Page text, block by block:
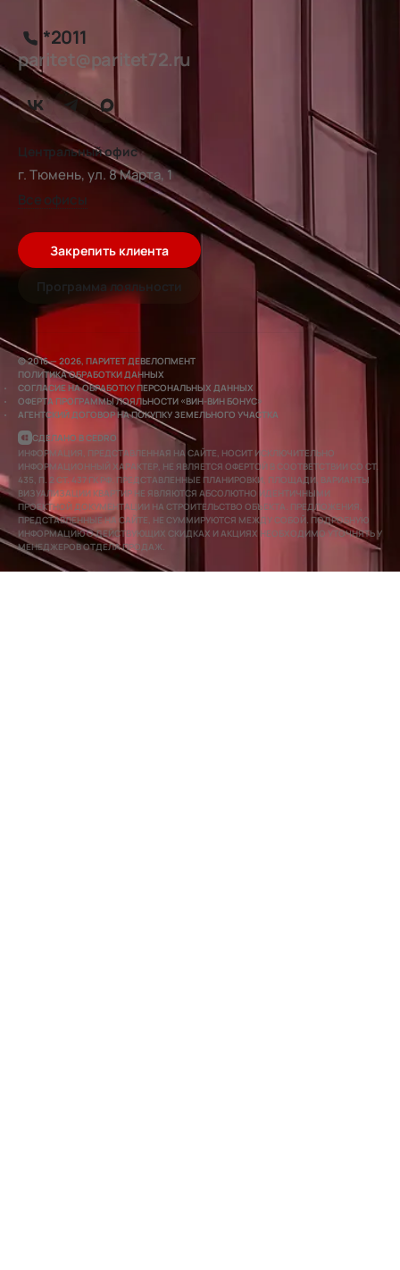
*2011
paritet@paritet72.ru
Центральный офис
г. Тюмень, ул. 8 Марта, 1
Все офисы
Закрепить клиента
Программа лояльности
© 2016 — 2026, ПАРИТЕТ ДЕВЕЛОПМЕНТ
ПОЛИТИКА ОБРАБОТКИ ДАННЫХ
СОГЛАСИЕ НА ОБРАБОТКУ ПЕРСОНАЛЬНЫХ ДАННЫХ
ОФЕРТА ПРОГРАММЫ ЛОЯЛЬНОСТИ «ВИН-ВИН БОНУС»
АГЕНТСКИЙ ДОГОВОР НА ПОКУПКУ ЗЕМЕЛЬНОГО УЧАСТКА
СДЕЛАНО В CEDRO
ИНФОРМАЦИЯ, ПРЕДСТАВЛЕННАЯ НА САЙТЕ, НОСИТ ИСКЛЮЧИТЕЛЬНО
ИНФОРМАЦИОННЫЙ ХАРАКТЕР, НЕ ЯВЛЯЕТСЯ ОФЕРТОЙ В СООТВЕТСТВИИ СО СТ.
435, П. 2 СТ. 437 ГК РФ. ПРЕДСТАВЛЕННЫЕ ПЛАНИРОВКИ, ПЛОЩАДИ, ВАРИАНТЫ
ВИЗУАЛИЗАЦИИ КВАРТИР НЕ ЯВЛЯЮТСЯ АБСОЛЮТНО ИДЕНТИЧНЫМИ
ПРОЕКТНОЙ ДОКУМЕНТАЦИИ НА СТРОИТЕЛЬСТВО ОБЪЕКТА. ПРЕДЛОЖЕНИЯ,
ПРЕДСТАВЛЕННЫЕ НА САЙТЕ, НЕ СУММИРУЮТСЯ МЕЖДУ СОБОЙ. ПОДРОБНУЮ
ИНФОРМАЦИЮ О ДЕЙСТВУЮЩИХ СКИДКАХ И АКЦИЯХ НЕОБХОДИМО УТОЧНЯТЬ У
МЕНЕДЖЕРОВ ОТДЕЛА ПРОДАЖ.